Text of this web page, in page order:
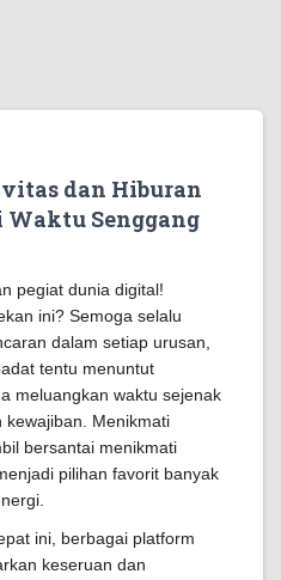
dan Hiburan
Waktu Senggang
pegiat dunia digital!
ini? Semoga selalu
dalam setiap urusan,
tentu menuntut
meluangkan waktu sejenak
kewajiban. Menikmati
bersantai menikmati
pilihan favorit banyak
ini, berbagai platform
keseruan dan